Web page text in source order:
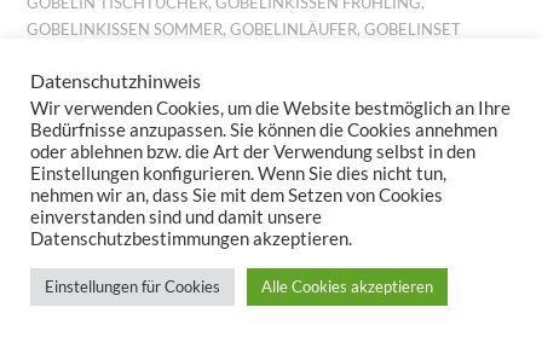
GOBELINKISSEN SOMMER,GOBELINLÄUFER,GOBELINSET
GOBELINTISCHLÄUFER,
GOBELINTISCHSETS FRÜHLING,JACQUARD DECKCHEN,
JACQUARD FRÜHLING,JACQUARD FRÜHLINGSMOTIV,
JACQUARD KISSEN,JACQUARD KISSENBEZUG,JACQUARD
KISSENBEZÜGE, JACQUARD MITTELDECKE ,JACQUARD
MITTELDECKEN,JACQUARD PLATZDECKCHEN
TISCHBAND,JACQUARD TISCHDECKE,JACQUARD
TISCHDECKEN,JACQUARD TISCHLÄUFER,JACQUARD TISCHSET
JACQUARD TISCHSETS,KISSEN BILLIG,KISSEN FRÜHLING
Datenschutzhinweis
Wir verwenden Cookies, um die Website bestmöglich an Ihre
Bedürfnisse anzupassen. Sie können die Cookies annehmen
oder ablehnen bzw. die Art der Verwendung selbst in den
Einstellungen konfigurieren. Wenn Sie dies nicht tun,
nehmen wir an, dass Sie mit dem Setzen von Cookies
einverstanden sind und damit unsere
Datenschutzbestimmungen akzeptieren.
Einstellungen für Cookies Alle Cookies akzeptieren